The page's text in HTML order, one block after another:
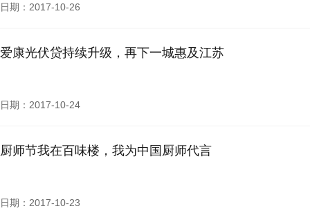
日期：2017-10-26
爱康光伏贷持续升级，再下一城惠及江苏
日期：2017-10-24
厨师节我在百味楼，我为中国厨师代言
日期：2017-10-23